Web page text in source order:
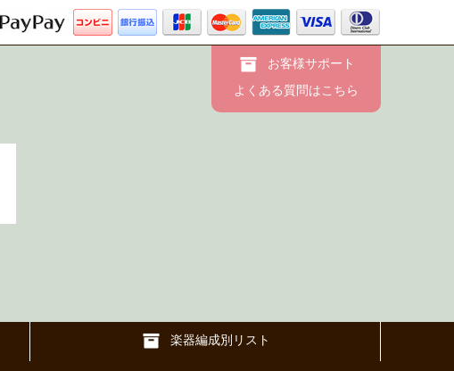
お客様サポート
よくある質問はこちら
楽器編成別リスト